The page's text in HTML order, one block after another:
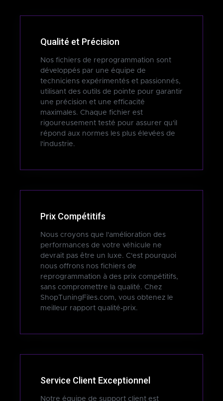
Qualité et Précision
Nos fichiers de reprogrammation sont
développés par une équipe de
techniciens expérimentés et passionnés,
utilisant des outils de pointe pour garantir
une précision et une efficacité
maximales. Chaque fichier est
rigoureusement testé pour assurer qu'il
répond aux normes les plus élevées de
l'industrie.
Prix Compétitifs
Nous croyons que l'amélioration des
performances de votre véhicule ne
devrait pas être un luxe. C'est pourquoi
nous offrons nos fichiers de
reprogrammation à des prix compétitifs,
sans compromettre la qualité. Chez
ShopTuningFiles.com, vous obtenez le
meilleur rapport qualité-prix.
Service Client Exceptionnel
Notre équipe de support client est